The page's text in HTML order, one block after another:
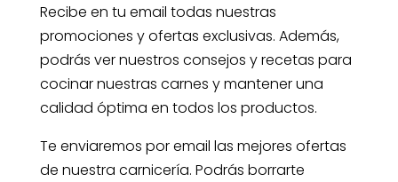
Recibe en tu email todas nuestras
promociones y ofertas exclusivas. Además,
podrás ver nuestros consejos y recetas para
cocinar nuestras carnes y mantener una
calidad óptima en todos los productos.
Te enviaremos por email las mejores ofertas
de nuestra carnicería. Podrás borrarte